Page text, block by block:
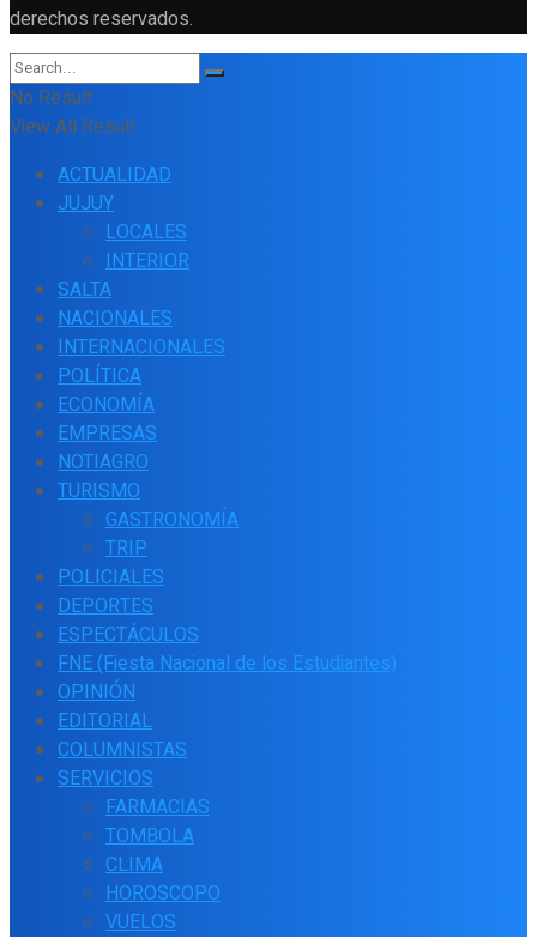
derechos reservados.
No Result
View All Result
ACTUALIDAD
JUJUY
LOCALES
INTERIOR
SALTA
NACIONALES
INTERNACIONALES
POLÍTICA
ECONOMÍA
EMPRESAS
NOTIAGRO
TURISMO
GASTRONOMÍA
TRIP
POLICIALES
DEPORTES
ESPECTÁCULOS
FNE (Fiesta Nacional de los Estudiantes)
OPINIÓN
EDITORIAL
COLUMNISTAS
SERVICIOS
FARMACIAS
TOMBOLA
CLIMA
HOROSCOPO
VUELOS